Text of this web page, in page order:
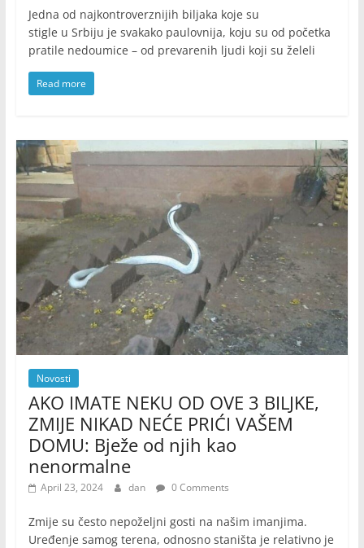
Jedna od najkontroverznijih biljaka koje su
stigle u Srbiju je svakako paulovnija, koju su od početka
pratile nedoumice – od prevarenih ljudi koji su želeli
Read more
Novosti
AKO IMATE NEKU OD OVE 3 BILJKE,
ZMIJE NIKAD NEĆE PRIĆI VAŠEM
DOMU: Bježe od njih kao
nenormalne
April 23, 2024 dan 0 Comments
Zmije su često nepoželjni gosti na našim imanjima.
Uređenje samog terena, odnosno staništa je relativno je